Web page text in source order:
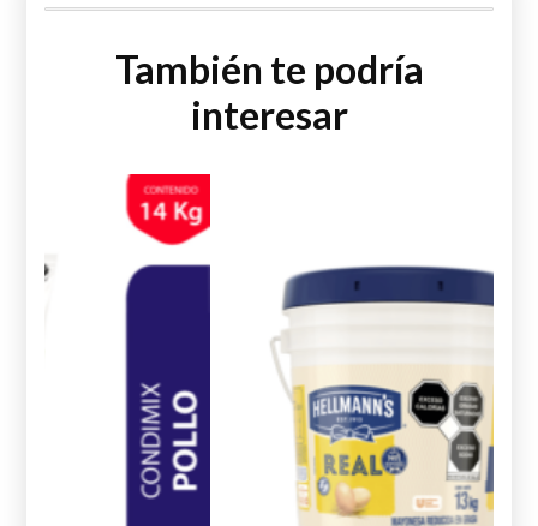
cantidad
También te podría
interesar